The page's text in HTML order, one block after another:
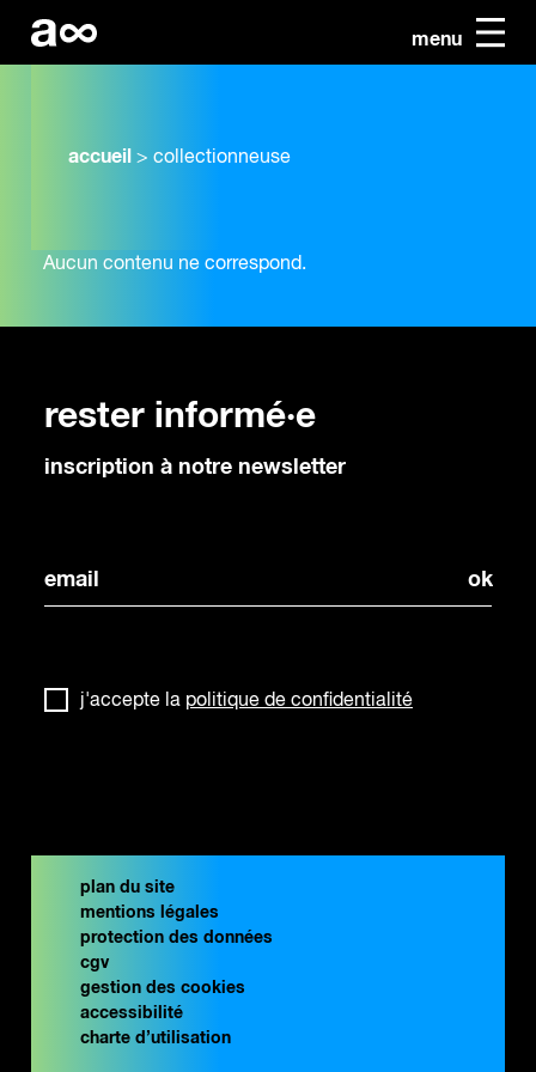
menu
accueil > collectionneuse
Aucun contenu ne correspond.
rester informé·e
inscription à notre newsletter
j'accepte la politique de confidentialité
plan du site
mentions légales
protection des données
cgv
gestion des cookies
accessibilité
charte d’utilisation